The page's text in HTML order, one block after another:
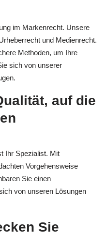
im Markenrecht. Unsere
und Medienrecht.
Methoden, um Ihre
sich von unserer
auf die
Ihr Spezialist. Mit
Vorgehensweise
Sie einen
von unseren Lösungen
Sie